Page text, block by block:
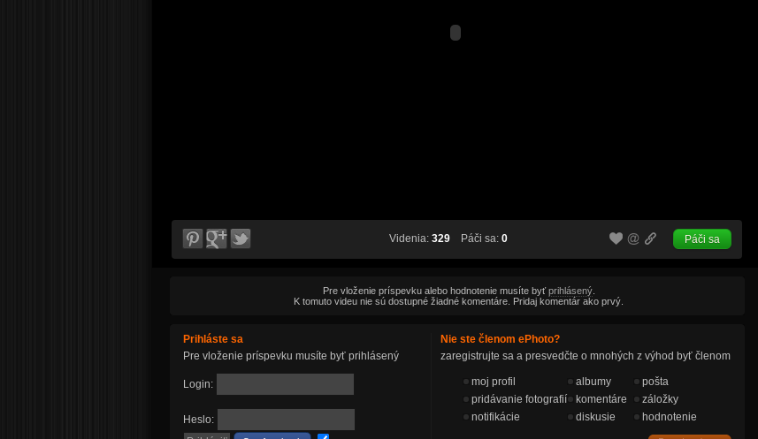
Videnia: 329 Páči sa: 0 Páči sa
Pre vloženie príspevku alebo hodnotenie musíte byťprihlásený.
K tomuto videu nie sú dostupné žiadné komentáre. Pridaj komentár ako prvý.
Prihláste sa
Pre vloženie príspevku musíte byť prihlásený
Login:
Heslo:
Nie ste členom ePhoto?
zaregistrujte sa a presvedčte o mnohých z výhod byť členom
moj profil albumy
pošta
pridávanie fotografií
komentáre
záložky
notifikácie
diskusie hodnotenie